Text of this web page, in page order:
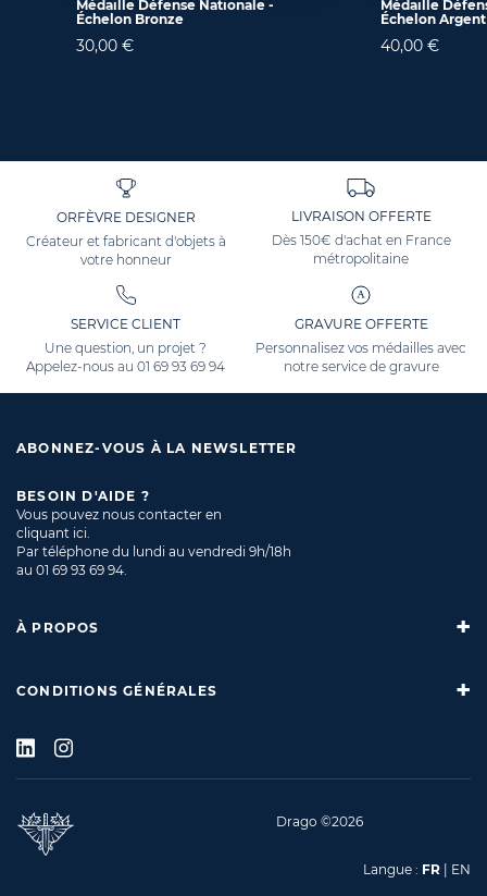
Médaille Défense Nationale -
Échelon Bronze
30,00 €
Médaille
Échelon Argent
40,00 €
ORFÈVRE DESIGNER
Créateur et fabricant d'objets à
votre honneur
LIVRAISON OFFERTE
Dès 150€ d'achat en France
métropolitaine
SERVICE CLIENT
Une question, un projet ?
Appelez-nous au01 69 93 69 94
GRAVURE OFFERTE
Personnalisez vos médailles avec
notre service de gravure
ABONNEZ-VOUS À LA NEWSLETTER
BESOIN D'AIDE ?
Vous pouvez nous contacter en
cliquant ici.
Par téléphone du lundi au vendredi 9h/18h
au 01 69 93 69 94.
À PROPOS
CONDITIONS GÉNÉRALES
Drago ©2026
Langue : FR EN